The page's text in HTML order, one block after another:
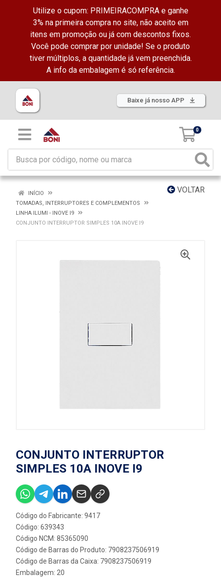
Utilize o cupom: PRIMEIRACOMPRA e ganhe
3% na primeira compra no site, não aceito em
itens em promoção ou já com descontos fixos.
Você pode comprar por unidade! Se o produto
tiver múltiplos, a quantidade já vem preenchida.
A info da embalagem é só referência.
Baixe já nosso APP
0
VOLTAR
INÍCIO
TOMADAS, INTERRUPTORES E COMPLEMENTOS
LINHA ILUMI - INOVE I9
CONJUNTO INTERRUPTOR SIMPLES 10A INOVE I9
CONJUNTO INTERRUPTOR
SIMPLES 10A INOVE I9
Código do Fabricante: 9417
Código: 639343
Código NCM: 85365090
Código de Barras do Produto: 7908237506919
Código de Barras da Caixa: 7908237506919
Embalagem: 20